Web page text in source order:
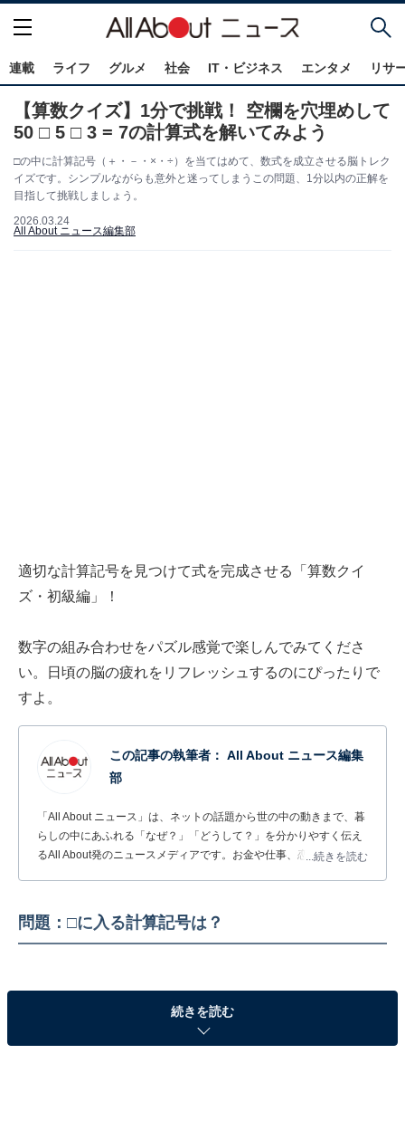
連載 ライフ グルメ 社会 IT・ビジネス エンタメ リサ
【算数クイズ】1分で挑戦！ 空欄を穴埋めして
50 □ 5 □ 3 = 7の計算式を解いてみよう
□の中に計算記号（＋・－・×・÷）を当てはめて、数式を成立させる脳トレク
イズです。シンプルながらも意外と迷ってしまうこの問題、1分以内の正解を
目指して挑戦しましょう。
2026.03.24
All About ニュース編集部
適切な計算記号を見つけて式を完成させる「算数クイ
ズ・初級編」！
数字の組み合わせをパズル感覚で楽しんでみてくださ
い。日頃の脳の疲れをリフレッシュするのにぴったりで
すよ。
この記事の執筆者： All About ニュース編集
部
「All About ニュース」は、ネットの話題から世の中の動きまで、暮
らしの中にあふれる「なぜ？」「どうして？」を分かりやすく伝え
るAll About発のニュースメディアです。お金や仕事、恋愛、ITに関
...続きを読む
問題：□に入る計算記号は？
続きを読む